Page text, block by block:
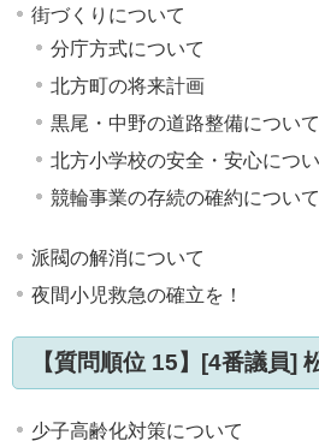
街づくりについて
分庁方式について
北方町の将来計画
黒尾・中野の道路整備について
北方小学校の安全・安心につ
競輪事業の存続の確約について
派閥の解消について
夜間小児救急の確立を！
【質問順位 15】[4番議員]
少子高齢化対策について